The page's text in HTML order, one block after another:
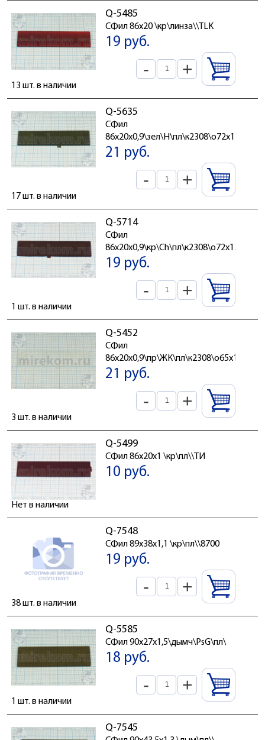
Q-5485
СФил 86x20 \кр\линза\\TLK
19 руб.
- +
13 шт. в наличии
Q-5635
СФил
86x20x0,9\зел\H\пл\к2308\о72x13
21 руб.
- +
17 шт. в наличии
Q-5714
СФил
86x20x0,9\кр\Ch\пл\к2308\о72x13
19 руб.
- +
1 шт. в наличии
Q-5452
СФил
86x20x0,9\пр\ЖК\пл\к2308\о65x15
21 руб.
- +
3 шт. в наличии
Q-5499
СФил 86x20x1 \кр\пл\\ТИ
10 руб.
Нет в наличии
Q-7548
СФил 89x38x1,1 \кр\пл\\8700
19 руб.
- +
38 шт. в наличии
Q-5585
СФил 90x27x1,5\дымч\PsG\пл\
18 руб.
- +
1 шт. в наличии
Q-7545